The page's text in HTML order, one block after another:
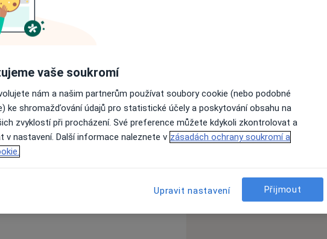
jsem měla vždy chuť a nadšení
věnovat tomu, co mě baví a
s pacientem. Snažím se
pro Vás oporou.
mou práci zásadní. Každá
za svou úlohu považuji nejen
léčbu, ale také citlivě a
pokud vyřešíme obtíže fyzického
a naopak. Často stačí malá změna
která může vést k velké úlevě a
vaše soukromí
nám a našim partnerům používat soubory cookie (nebo podobné
ke shromažďování údajů pro statistické účely a poskytování obsahu na
zvyklostí při procházení. Své preference můžete kdykoli zkontrolovat a
v nastavení. Další informace naleznete v zásadách ochrany soukromí a
Upravit nastavení Přijmout